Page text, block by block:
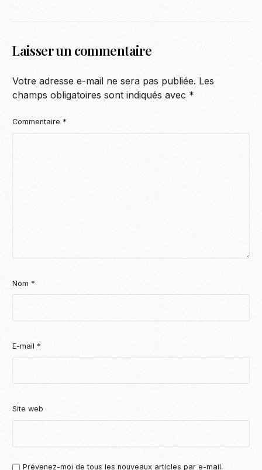
Laisser un commentaire
Votre adresse e-mail ne sera pas publiée. Les
champs obligatoires sont indiqués avec *
Commentaire *
Nom *
E-mail *
Site web
Prévenez-moi de tous les nouveaux articles par e-mail.